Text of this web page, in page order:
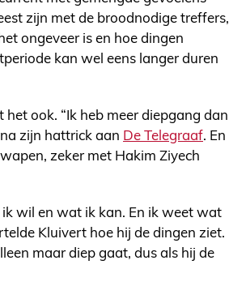
zijn met de broodnodige treffers,
ongeveer is en hoe dingen
kan wel eens langer duren
ook. “Ik heb meer diepgang dan
zijn hattrick aan De Telegraaf. En
zeker met Hakim Ziyech
wil en wat ik kan. En ik weet wat
Kluivert hoe hij de dingen ziet.
maar diep gaat, dus als hij de